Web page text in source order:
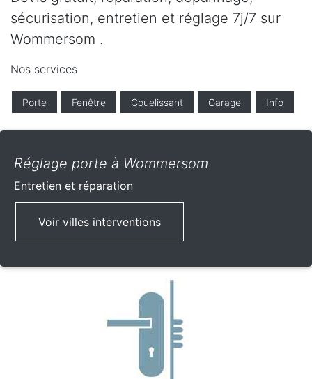
sécurisation, entretien et réglage 7j/7 sur
Wommersom .
Nos services
Porte Fenêtre Couelissant Garage Info
Réglage porte à Wommersom
Entretien et réparation
Voir villes interventions